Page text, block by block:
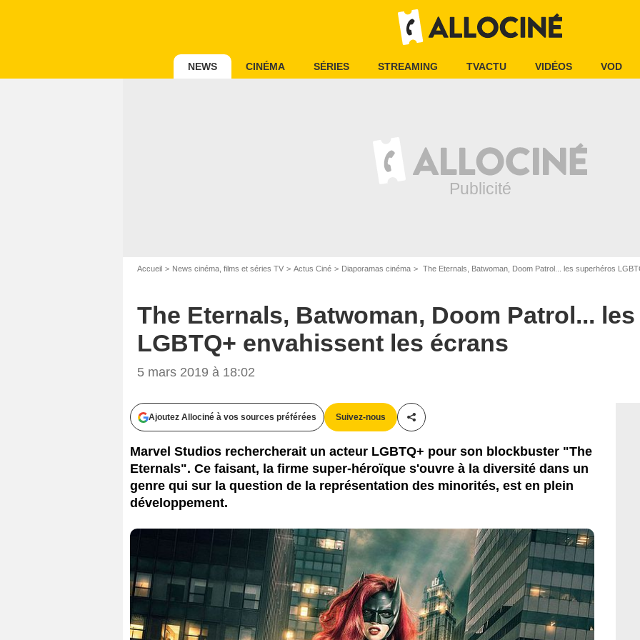
NEWS CINÉMA SÉRIES STREAMING TVACTU VIDÉOS VOD
Accueil News cinéma, films et séries TV Actus Ciné Diaporamas cinéma The Eternals, Batwoman, Doom Patrol... les superhéros
The Eternals, Batwoman, Doom Patrol...
LGBTQ+ envahissent les écrans
5 mars 2019 à 18:02
Ajoutez Allociné à vos sources préférées Suivez-nous
Partager cet article
Marvel Studios rechercherait un acteur LGBTQ+ pour son blockbuster "The
Eternals". Ce faisant, la firme super-héroïque s'ouvre à la diversité dans un
genre qui sur la question de la représentation des minorités, est en plein
développement.
CW